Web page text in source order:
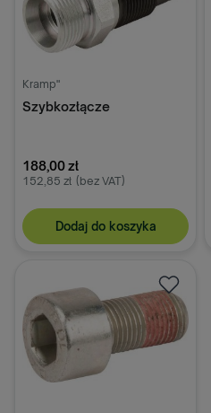
Kramp"
Szybkozłącze
188,00 zł
152,85 zł (bez VAT)
Dodaj do koszyka